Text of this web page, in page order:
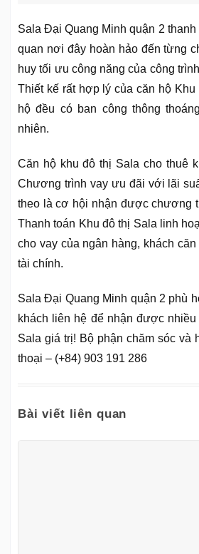
Sala Đại Quang Minh quận 2
quan nơi đây hoàn hảo đến từng
huy tối ưu công năng của công
Thiết kế rất hợp lý của căn hộ Khu
hộ đều có ban công thông
nhiên.
Căn hộ khu đô thị Sala cho thuê
Chương trình vay ưu đãi với lãi
theo là cơ hội nhận được chương
Thanh toán Khu đô thị Sala linh
cho vay của ngân hàng, khách
tài chính.
Sala Đại Quang Minh quận 2 phù
khách liên hệ để nhận được
Sala giá trị! Bộ phận chăm sóc và
thoại – (+84) 903 191 286
Bài viết liên quan